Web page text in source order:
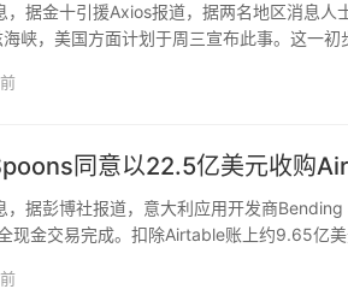
据金十引援Axios报道，据两名地区消息人
峡，美国方面计划于周三宣布此事。这一
同意以22.5亿美元收购
据彭博社报道，意大利应用开发商
现金交易完成。扣除Airtable账上约9.65亿